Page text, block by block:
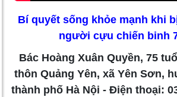
Bí quyết sống khỏe mạnh khi
người cựu chiến binh
Bác Hoàng Xuân Quyền, 75
thôn Quảng Yên, xã Yên Sơn,
thành phố Hà Nội - Điện thoại: